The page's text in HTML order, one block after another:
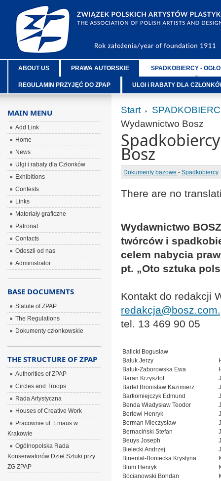
ABOUT US PRAWA AUTORSKIE SPADKOBIERCY -
REGULAMIN PRZYJĘĆ DO ZPAP ULGI i RABATY DLA
Start
Wydawnictwo Bosz
Bosz
Dokumenty bazowe - Spadkobiercy
There are no
Wydawnictwo
twórców i
celem nabycia
pt. „Oto sztuka
Kontakt do redakcji
tel. 13 469 90 05
Balicki Bogusław
Bałuk Jerzy
Bałuk-Zaborowska Ewa
Baran Krzysztof
Bartel Bronisław Kazimierz
Bartłomiejczyk Edmund
Benda Władysław Teodor
Berlewi Henryk
Berman Mieczysław
Bernaciński Stefan
Beuys Joseph
Bielecki Andrzej
Binental-Boniecka Krystyna
Blum Henryk
Bocianowski Bohdan
MAIN MENU
Add Link
Home
News
Ulgi i rabaty dla Członków
Exhibitions
Contests
Links
Materiały graficzne
Patronat
Contacts
Odeszli od nas
Administrator
BASE DOCUMENTS
Statute of ZPAP
The Regulations
Dokumenty członkowskie
THE STRUCTURE OF ZPAP
Authorities of ZPAP
Circles and Troops
Rada Artystyczna
Houses of Creative Work
Pracownie ul. Emaus w
Krakowie
Ogólnopolska Rada
Konserwatorów Dzieł Sztuki przy
ZG ZPAP